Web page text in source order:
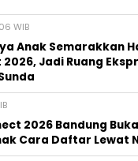
WIB
Anak Semarakkan
Jadi Ruang
2026 Bandung Buka
Cara Daftar Lewat